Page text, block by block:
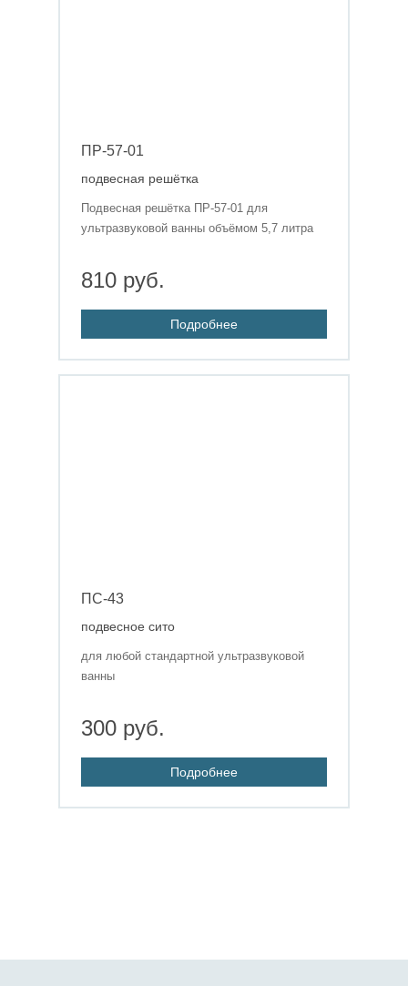
ПР-57-01
подвесная решётка
Подвесная решётка ПР-57-01 для
ультразвуковой ванны объёмом 5,7 литра
810 руб.
Подробнее
ПС-43
подвесное сито
для любой стандартной ультразвуковой
ванны
300 руб.
Подробнее